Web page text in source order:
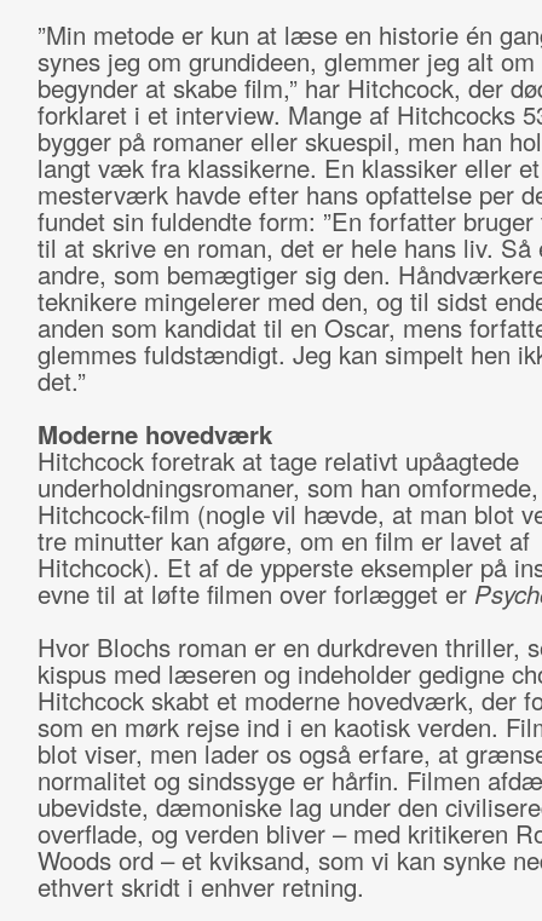
”Min metode er kun at læse en historie én
synes jeg om grundideen, glemmer jeg alt om
begynder at skabe film,” har Hitchcock, der
forklaret i et interview. Mange af Hitchcocks
bygger på romaner eller skuespil, men han
langt væk fra klassikerne. En klassiker eller et
mesterværk havde efter hans opfattelse per
fundet sin fuldendte form: ”En forfatter
til at skrive en roman, det er hele hans liv. Så
andre, som bemægtiger sig den.
teknikere mingelerer med den, og til sidst
anden som kandidat til en Oscar, mens
glemmes fuldstændigt. Jeg kan simpelt hen
det.”
Moderne hovedværk
Hitchcock foretrak at tage relativt upåagtede
underholdningsromaner, som han
Hitchcock-film (nogle vil hævde, at man blot
tre minutter kan afgøre, om en film er lavet af
Hitchcock). Et af de ypperste eksempler på
evne til at løfte filmen over forlægget er
Hvor Blochs roman er en durkdreven thriller,
kispus med læseren og indeholder gedigne
Hitchcock skabt et moderne hovedværk, der
som en mørk rejse ind i en kaotisk verden.
blot viser, men lader os også erfare, at
normalitet og sindssyge er hårfin. Filmen
ubevidste, dæmoniske lag under den
overflade, og verden bliver – med kritikeren
Woods ord – et kviksand, som vi kan synke
ethvert skridt i enhver retning.